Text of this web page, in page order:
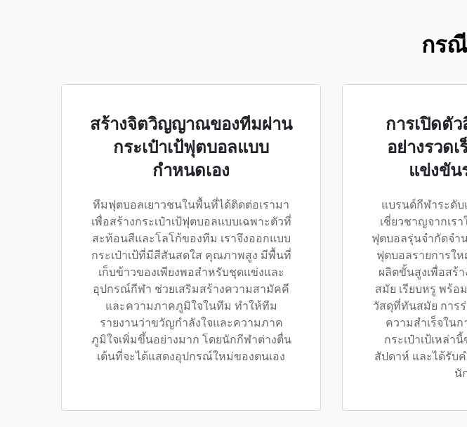
กร
สร้างจิตวิญญาณของทีมผ่าน
กระเป๋าเป้ฟุตบอลแบบ
กำหนดเอง
ทีมฟุตบอลเยาวชนในพื้นที่ได้ติดต่อเรามา
เพื่อสร้างกระเป๋าเป้ฟุตบอลแบบเฉพาะตัวที่
สะท้อนสีและโลโก้ของทีม เราจึงออกแบบ
กระเป๋าเป้ที่มีสีสันสดใส คุณภาพสูง มีพื้นที่
เก็บข้าวของเพียงพอสำหรับชุดแข่งและ
อุปกรณ์กีฬา ช่วยเสริมสร้างความสามัคคี
และความภาคภูมิใจในทีม ทำให้ทีม
รายงานว่าขวัญกำลังใจและความภาค
ภูมิใจเพิ่มขึ้นอย่างมาก โดยนักกีฬาต่างตื่น
เต้นที่จะได้แสดงอุปกรณ์ใหม่ของตนเอง
การเปิดตั
อย่างรวด
แข่งขัน
แบรนด์กีฬาระดั
เชี่ยวชาญจากเรา
ฟุตบอลรุ่นจำกัดจำ
ฟุตบอลรายการใ
ผลิตขั้นสูงเพื่อสร้
สมัย เรียบหรู พร้อ
วัสดุที่ทันสมัย การ
ความสำเร็จใน
กระเป๋าเป้เหล่า
สัปดาห์ และได้รับ
นั